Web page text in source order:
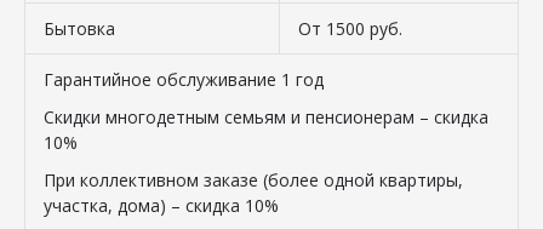
Бытовка От 1500 руб.
Гарантийное обслуживание 1 год
Скидки многодетным семьям и пенсионерам – скидка
10%
При коллективном заказе (более одной квартиры,
участка, дома) – скидка 10%